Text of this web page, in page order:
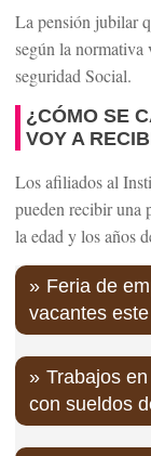
La pensión jubilar
según la normativa
seguridad Social.
¿CÓMO SE
VOY A
Los afiliados al
pueden recibir una
la edad y los años
Feria de
vacantes
Trabajos
con sueldos